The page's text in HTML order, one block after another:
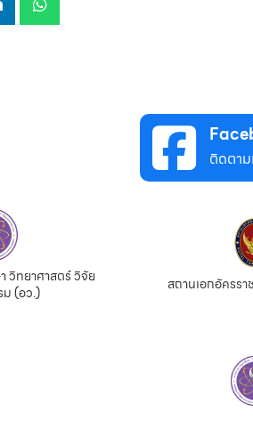
ติดตา
วิทยาศาสตร์ วิจัย
ม (อว.)
สถานเอกอัครร